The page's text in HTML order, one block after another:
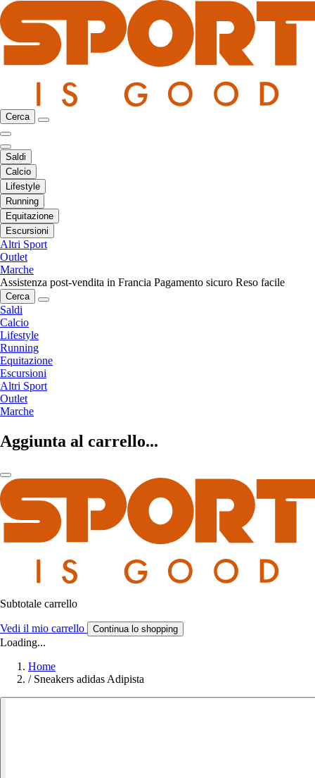
Cerca
Saldi
Calcio
Lifestyle
Running
Equitazione
Escursioni
Altri Sport
Outlet
Marche
Assistenza post-vendita in Francia Pagamento sicuro Reso facile
Cerca
Saldi
Calcio
Lifestyle
Running
Equitazione
Escursioni
Altri Sport
Outlet
Marche
Aggiunta al carrello...
Subtotale carrello
Vedi il mio carrello Continua lo shopping
Loading...
Home
/ Sneakers adidas Adipista